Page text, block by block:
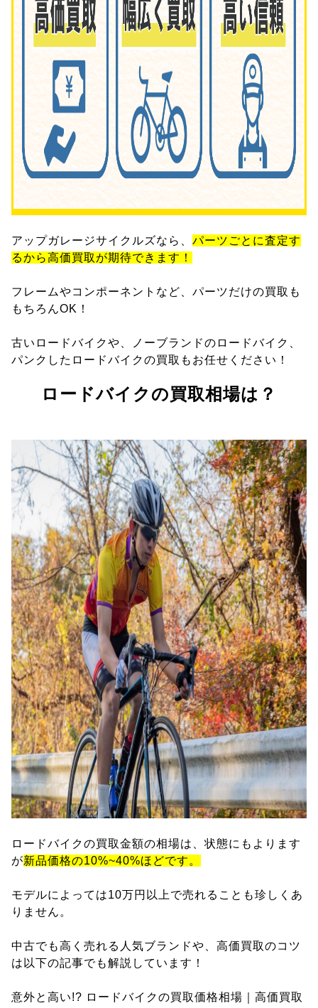
アップガレージサイクルズなら、 パーツごとに査定す
るから高価買取が期待できます！
フレームやコンポーネントなど、パーツだけの買取も
もちろんOK！
古いロードバイクや、ノーブランドのロードバイク、
パンクしたロードバイクの買取もお任せください！
ロードバイクの買取相場は？
ロードバイクの買取金額の相場は、状態にもよります
が新品価格の10%~40%ほどです。
モデルによっては10万円以上で売れることも珍しくあ
りません。
中古でも高く売れる人気ブランドや、高価買取のコツ
は以下の記事でも解説しています！
意外と高い!? ロードバイクの買取価格相場｜高価買取